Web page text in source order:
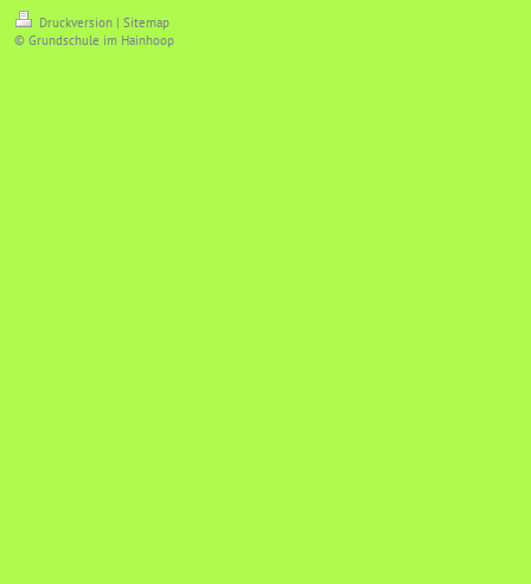
Druckversion | Sitemap
© Grundschule im Hainhoop